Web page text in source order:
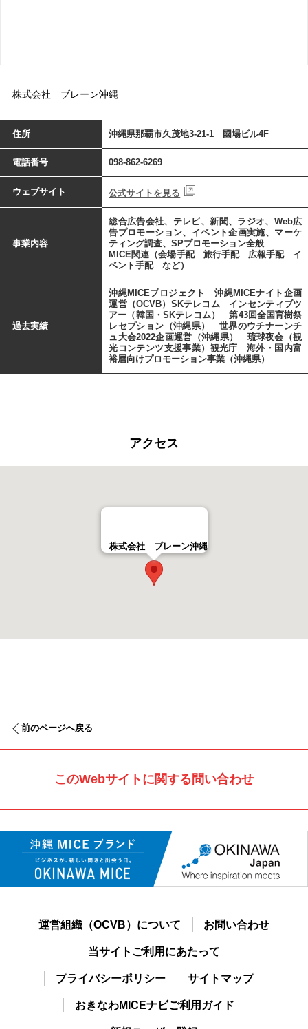
株式会社 ブレーン沖縄
住所 沖縄県那覇市久茂地3-21-1 國場ビル4F
電話番号 098-862-6269
ウェブサイト 公式サイトを見る
事業内容
総合広告会社、テレビ、新聞、ラジオ、Web広
告プロモーション、イベント企画実施、マーケ
ティング調査、SPプロモーション全般
MICE関連（会場手配 旅行手配 広報手配 イ
ベント手配 など）
過去実績
沖縄MICEプロジェクト 沖縄MICEナイト企画
運営（OCVB）SKテレコム インセンティブツ
アー（韓国・SKテレコム） 第43回全国育樹祭
レセプション（沖縄県） 世界のウチナーンチ
ュ大会2022企画運営（沖縄県） 琉球夜会（観
光コンテンツ支援事業）観光庁 海外・国内富
裕層向けプロモーション事業（沖縄県）
アクセス
株式会社 ブレーン沖縄
前のページへ戻る
このWebサイトに関する問い合わせ
運営組織（OCVB）について お問い合わせ
当サイトご利用にあたって
プライバシーポリシー サイトマップ
おきなわMICEナビご利用ガイド